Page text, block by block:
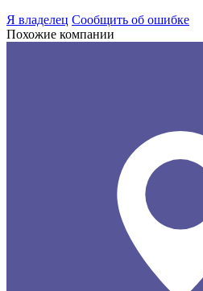
Я владелец Сообщить об ошибке
Похожие компании